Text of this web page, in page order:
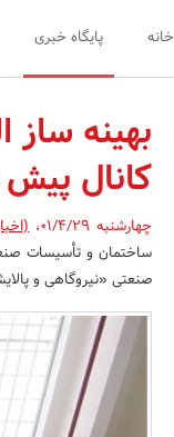
خانه پایگاه خبری
بهینه ساز
کانال
چهارشنبه 01/4/29 ،
ساختمان و تأسیسات
صنعتی «نیروگاهی و